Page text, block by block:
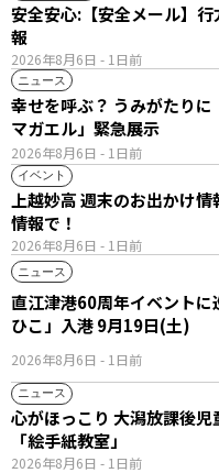
2026年8月6日 - 1日前
安全安心:【安全メール】
報
ニュース
2026年8月6日 - 1日前
幸せを呼ぶ？ うみがたりに
マガエル」緊急展示
イベント
2026年8月6日 - 1日前
上越妙高 週末のお出かけ
情報で！
ニュース
2026年8月6日 - 1日前
直江津港60周年イベントに
ひこ」入港 9月19日(土)
ニュース
2026年8月6日 - 1日前
心がほっこり 大潟放課後児
「絵手紙教室」